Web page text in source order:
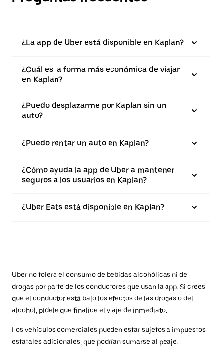
¿La app de Uber está disponible en Kaplan?
¿Cuál es la forma más económica de viajar
en Kaplan?
¿Puedo desplazarme por Kaplan sin un
auto?
¿Puedo rentar un auto en Kaplan?
¿Cómo ayuda la app de Uber a mantener
seguros a los usuarios en Kaplan?
¿Uber Eats está disponible en Kaplan?
Uber no tolera el consumo de bebidas alcohólicas ni de
drogas por parte de los conductores que usan la app. Si crees
que el conductor está bajo los efectos de las drogas o del
alcohol, pídele que finalice el viaje de inmediato.
Los vehículos comerciales pueden estar sujetos a impuestos
estatales adicionales, que podrían sumarse al peaje.